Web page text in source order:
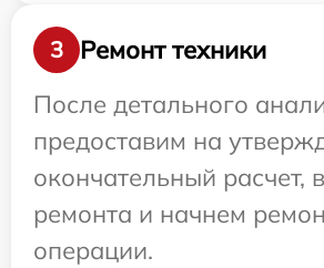
3
Ремонт техники
После детального
предоставим на
окончательный расчет,
ремонта и начнем
операции.